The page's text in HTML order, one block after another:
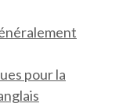
pour la